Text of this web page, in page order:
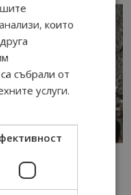
които
събрали от
услуги.